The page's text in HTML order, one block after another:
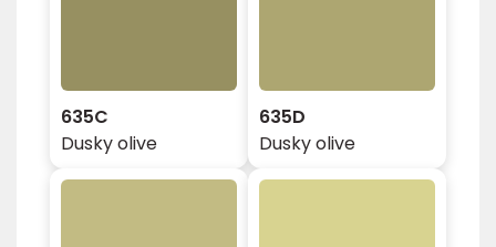
635C
Dusky olive
635D
Dusky olive